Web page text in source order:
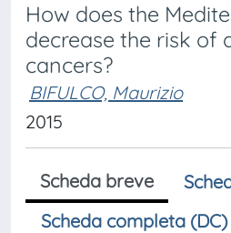
How does the
decrease the risk of
cancers?
BIFULCO, Maurizio
2015
Scheda breve
Scheda completa (DC)